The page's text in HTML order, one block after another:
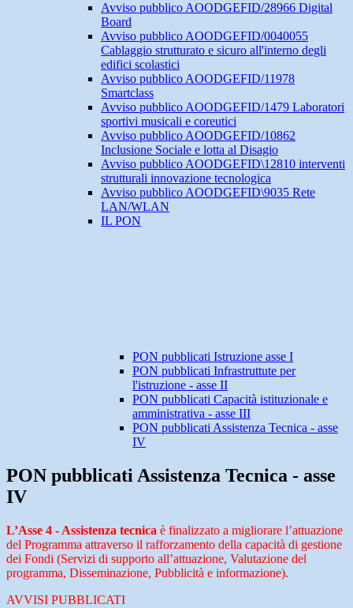
Avviso pubblico AOODGEFID/28966 Digital
Board
Avviso pubblico AOODGEFID/0040055
Cablaggio strutturato e sicuro all'interno degli
edifici scolastici
Avviso pubblico AOODGEFID/11978
Smartclass
Avviso pubblico AOODGEFID/1479 Laboratori
sportivi musicali e coreutici
Avviso pubblico AOODGEFID/10862
Inclusione Sociale e lotta al Disagio
Avviso pubblico AOODGEFID\12810 interventi
strutturali innovazione tecnologica
Avviso pubblico AOODGEFID\9035 Rete
LAN/WLAN
IL PON
PON pubblicati Istruzione asse I
PON pubblicati Infrastruttute per
l'istruzione - asse II
PON pubblicati Capacità istituzionale e
amministrativa - asse III
PON pubblicati Assistenza Tecnica - asse
IV
PON pubblicati Assistenza Tecnica - asse
IV
L’Asse 4 - Assistenza tecnica è finalizzato a migliorare l’attuazione
del Programma attraverso il rafforzamento della capacità di gestione
dei Fondi (Servizi di supporto all’attuazione, Valutazione del
programma, Disseminazione, Pubblicità e informazione).
AVVISI PUBBLICATI